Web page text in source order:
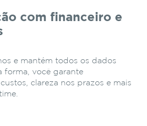
com financeiro e
e mantém todos os dados
forma, você garante
clareza nos prazos e mais